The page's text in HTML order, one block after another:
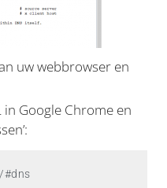
uw webbrowser en
in Google Chrome en
#dns